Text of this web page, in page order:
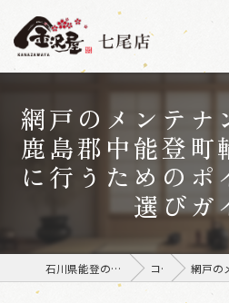
網戸のメンテナ
鹿島郡中能登町
に行うためのポ
選びガ
石川県能登の張替えなら金沢屋 七尾店 コラム 網戸のメンテナン